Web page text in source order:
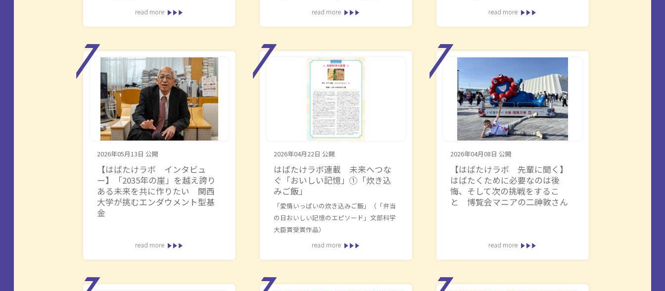
read more read more read more
2026年05月13日 公開
【はばたけラボ インタビュ
ー】「2035年の崖」を越え誇り
ある未来を共に作りたい 関西
大学が挑むエンダウメント型基
金
read more
2026年04月22日 公開
はばたけラボ連載 未来へつな
ぐ「おいしい記憶」①「炊き込
みご飯」
「愛情いっぱいの炊き込みご飯」（「弁当
の日おいしい記憶のエピソード」文部科学
大臣賞受賞作品）
read more
2026年04月08日 公開
【はばたけラボ 先輩に聞く】
はばたくために必要なのは後
悔、そして次の挑戦をするこ
と 博覧会マニアの二神︀敦さん
read more